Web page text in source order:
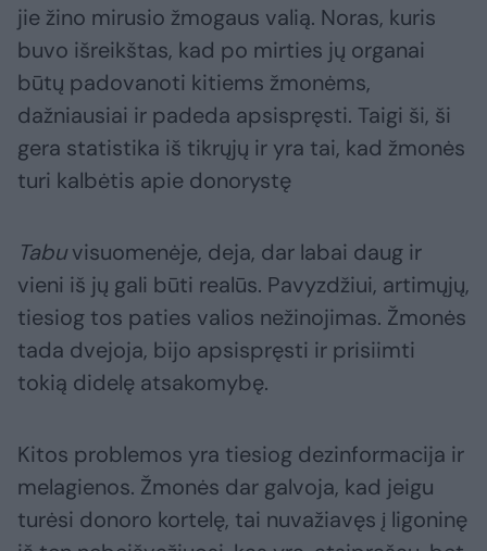
jie žino mirusio žmogaus valią. Noras, kuris
buvo išreikštas, kad po mirties jų organai
būtų padovanoti kitiems žmonėms,
dažniausiai ir padeda apsispręsti. Taigi ši, ši
gera statistika iš tikrųjų ir yra tai, kad žmonės
turi kalbėtis apie donorystę
Tabuvisuomenėje, deja, dar labai daug ir
vieni iš jų gali būti realūs. Pavyzdžiui, artimųjų,
tiesiog tos paties valios nežinojimas. Žmonės
tada dvejoja, bijo apsispręsti ir prisiimti
tokią didelę atsakomybę.
Kitos problemos yra tiesiog dezinformacija ir
melagienos. Žmonės dar galvoja, kad jeigu
turėsi donoro kortelę, tai nuvažiavęs į ligoninę